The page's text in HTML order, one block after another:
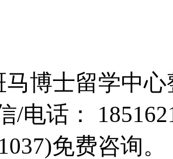
马博士留学中
/电话：
免费咨询。